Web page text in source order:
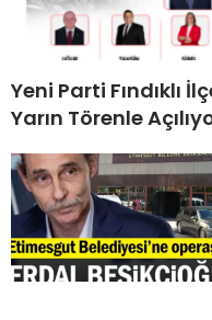
Yeni Parti Fındıklı
Yarın Törenle